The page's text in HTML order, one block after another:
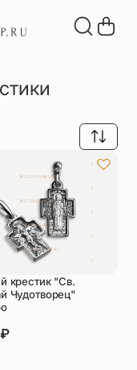
Статьи
крестик "Св.
Чудотворец"
₽